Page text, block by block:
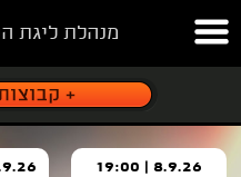
מנהלת ליגת
8.9.26 | 19:00 8.9.26 | טרם